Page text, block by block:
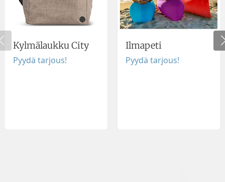
Kylmälaukku City
Pyydä tarjous!
Ilmapeti
Pyydä tarjous!